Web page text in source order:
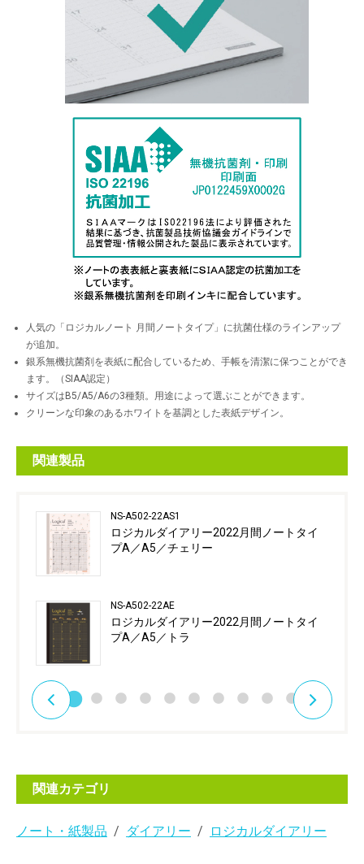
人気の「ロジカルノート 月間ノートタイプ」に抗菌仕様のラインアップ
が追加。
銀系無機抗菌剤を表紙に配合しているため、手帳を清潔に保つことができ
ます。（SIAA認定）
サイズはB5/A5/A6の3種類。用途によって選ぶことができます。
クリーンな印象のあるホワイトを基調とした表紙デザイン。
関連製品
NS-A502-22AS1
ロジカルダイアリー2022月間ノートタイ
プA／A5／チェリー
NS-A502-22AE
ロジカルダイアリー2022月間ノートタイ
プA／A5／トラ
関連カテゴリ
ノート・紙製品 ダイアリー ロジカルダイアリー